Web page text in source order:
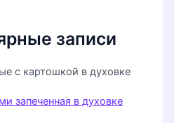
записи
запеченная в духовке